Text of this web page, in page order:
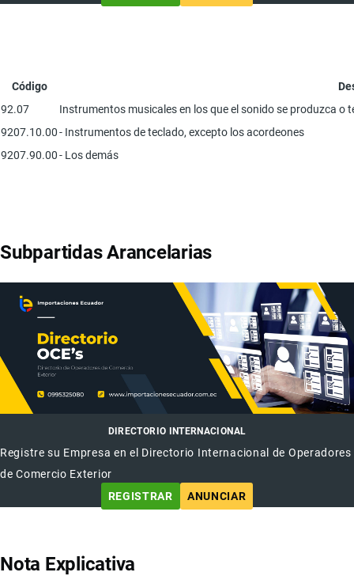
Código
92.07
Instrumentos musicales en los que el sonido se produzca
9207.10.00- Instrumentos de teclado, excepto los acordeones
9207.90.00- Los demás
Subpartidas Arancelarias
DIRECTORIO INTERNACIONAL
Registre su Empresa en el Directorio Internacional de Operadores
de Comercio Exterior
REGISTRAR
ANUNCIAR
Nota Explicativa